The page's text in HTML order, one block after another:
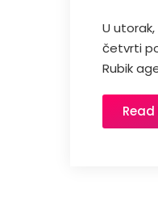
U
četvrti
Rubik